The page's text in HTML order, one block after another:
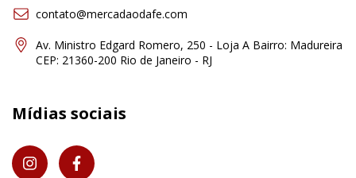
contato@mercadaodafe.com
Av. Ministro Edgard Romero, 250 - Loja A Bairro: Madureira
CEP: 21360-200 Rio de Janeiro - RJ
Mídias sociais